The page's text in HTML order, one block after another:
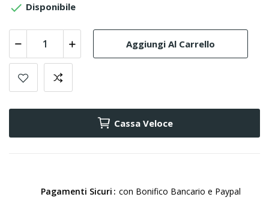
 Disponibile
Aggiungi Al Carrello
Cassa Veloce
Pagamenti Sicuri con Bonifico Bancario e Paypal